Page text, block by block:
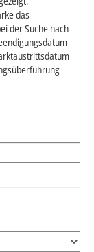
das
der Suche nach